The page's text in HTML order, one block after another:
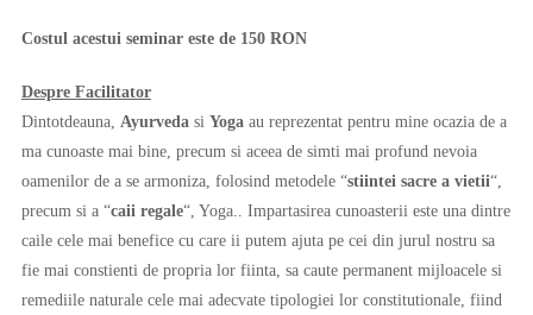
Costul acestui seminar este de 150 RON
Despre Facilitator
Dintotdeauna, Ayurveda si Yoga au reprezentat pentru mine ocazia de a
ma cunoaste mai bine, precum si aceea de simti mai profund nevoia
oamenilor de a se armoniza, folosind metodele “stiintei sacre a vietii“,
precum si a “caii regale“, Yoga.. Impartasirea cunoasterii este una dintre
caile cele mai benefice cu care ii putem ajuta pe cei din jurul nostru sa
fie mai constienti de propria lor fiinta, sa caute permanent mijloacele si
remediile naturale cele mai adecvate tipologiei lor constitutionale, fiind